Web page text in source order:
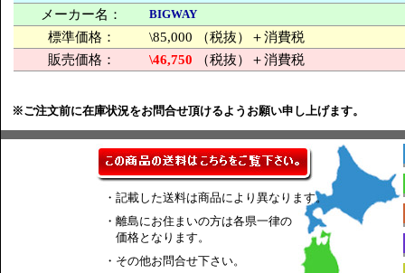
メーカー名：
BIGWAY
標準価格：
\85,000 （税抜）＋消費税
販売価格：
\46,750 （税抜）＋消費税
※ご注文前に在庫状況をお問合せ頂けるようお願い申し上げます。
・記載した送料は商品により異なります。
・離島にお住まいの方は各県一律の
価格となります。
・その他お問合せ下さい。